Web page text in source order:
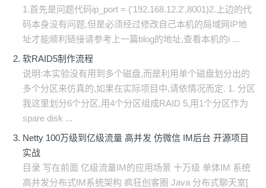
1.首先是问题代码ip_port = ('192.168.12.2',8001)2.上边的代
码本身没有问题,但是必须经过修改自己本机的局域网IP地
址才能顺利链接请参考上一篇blog的地址,查看本机的i ...
软RAID5制作流程
说明:本实验没有用到多个磁盘,而是利用单个磁盘划分出的
多个分区来仿真的,如果在实际项目中,请依情况而定. 1. 分区
我这里划分6个分区,用4个分区组成RAID 5,用1个分区作为
spare disk ...
Netty 100万级到亿级流量 高并发 仿微信 IM后台 开源项目
实战
目录 写在前面 亿级流量IM的应用场景 十万级 单体IM 系统
高并发分布式IM系统架构 疯狂创客圈 Java 分布式聊天室[